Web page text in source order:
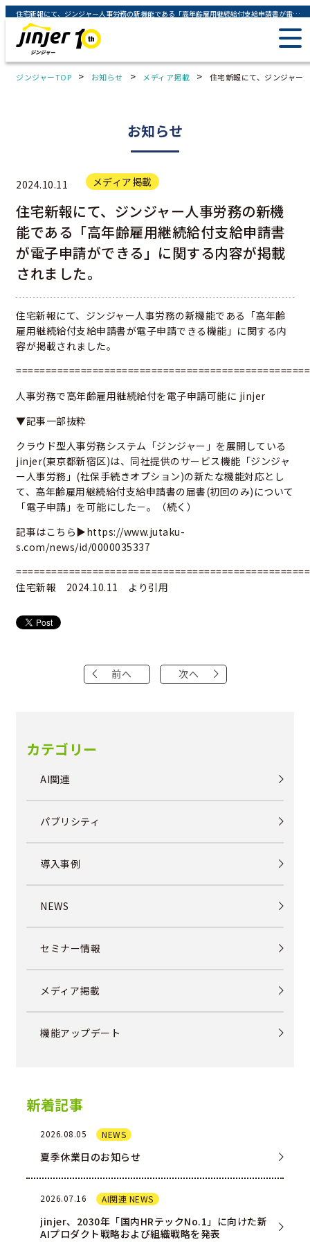
住宅新報にて、ジンジャー人事労務の新機能である「高年齢雇用継続給付支給申請書が電子申請ができる」に関する内容が掲載されました。 - ジンジャー（jinjer）｜統合型人事システム
ジンジャーTOP > お知らせ > メディア掲載 > 住宅新報にて、ジンジャー
お知らせ
2024.10.11 メディア掲載
住宅新報にて、ジンジャー人事労務の新機
能である「高年齢雇用継続給付支給申請書
が電子申請ができる」に関する内容が掲載
されました。
住宅新報にて、ジンジャー人事労務の新機能である「高年齢
雇用継続給付支給申請書が電子申請できる機能」に関する内
容が掲載されました。
人事労務で高年齢雇用継続給付を電子申請可能に jinjer
▼記事一部抜粋
クラウド型人事労務システム「ジンジャー」を展開している
jinjer(東京都新宿区)は、同社提供のサービス機能「ジンジャ
ー人事労務」(社保手続きオプション)の新たな機能対応とし
て、高年齢雇用継続給付支給申請書の届書(初回のみ)について
「電子申請」を可能にした－。（続く）
記事はこちら▶https://www.jutaku-
s.com/news/id/0000035337
住宅新報 2024.10.11 より引用
前へ 次へ
カテゴリー
AI関連
パブリシティ
導入事例
NEWS
セミナー情報
メディア掲載
機能アップデート
新着記事
2026.08.05 NEWS
夏季休業日のお知らせ
2026.07.16 AI関連 NEWS
jinjer、2030年「国内HRテックNo.1」に向けた新
AIプロダクト戦略および組織戦略を発表